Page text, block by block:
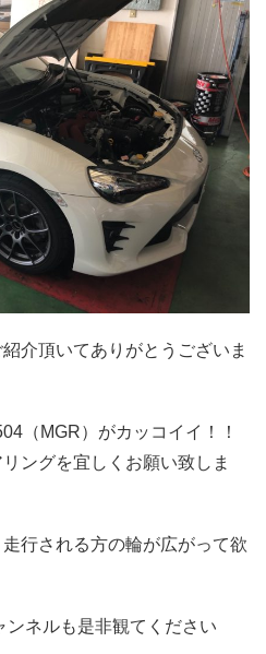
介頂いてありがとうございま
（MGR）がカッコイイ！！
ングを宜しくお願い致しま
行される方の輪が広がって欲
ネルも是非観てください